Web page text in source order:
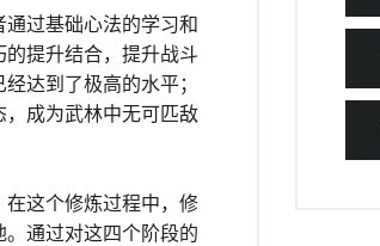
过基础心法的学习和
提升结合，提升战斗
达到了极高的水平；
成为武林中无可匹敌
这个修炼过程中，修
通过对这四个阶段的